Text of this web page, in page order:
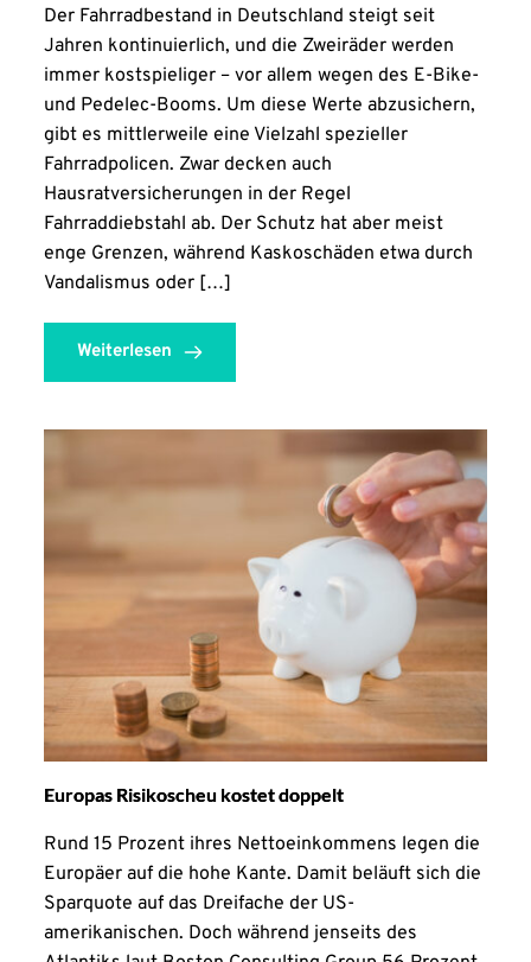
Der Fahrradbestand in Deutschland steigt seit
Jahren kontinuierlich, und die Zweiräder werden
immer kostspieliger – vor allem wegen des E-Bike-
und Pedelec-Booms. Um diese Werte abzusichern,
gibt es mittlerweile eine Vielzahl spezieller
Fahrradpolicen. Zwar decken auch
Hausratversicherungen in der Regel
Fahrraddiebstahl ab. Der Schutz hat aber meist
enge Grenzen, während Kaskoschäden etwa durch
Vandalismus oder […]
Weiterlesen
Europas Risikoscheu kostet doppelt
Rund 15 Prozent ihres Nettoeinkommens legen die
Europäer auf die hohe Kante. Damit beläuft sich die
Sparquote auf das Dreifache der US-
amerikanischen. Doch während jenseits des